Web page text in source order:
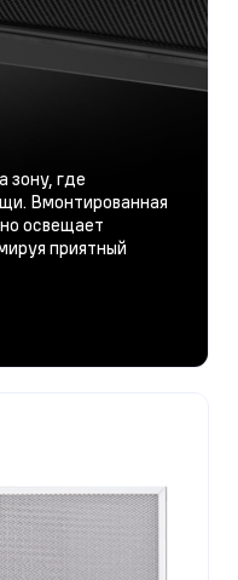
зону, где
Вмонтированная
освещает
приятный